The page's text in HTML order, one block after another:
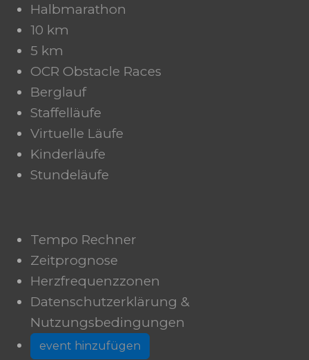
Halbmarathon
10 km
5 km
OCR Obstacle Races
Berglauf
Staffelläufe
Virtuelle Läufe
Kinderläufe
Stundeläufe
Tempo Rechner
Zeitprognose
Herzfrequenzzonen
Datenschutzerklärung &
Nutzungsbedingungen
event hinzufügen